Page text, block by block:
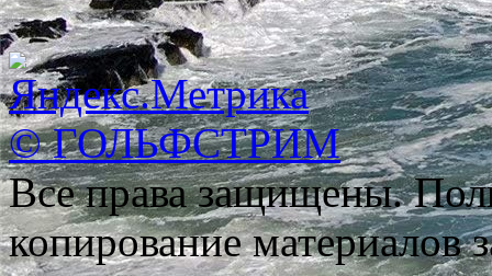
© ГОЛЬФСТРИМ
Все права защищены.
копирование материалов